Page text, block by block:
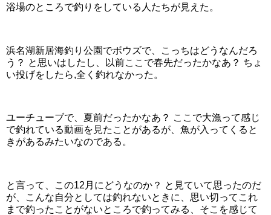
浴場のところで釣りをしている人たちが見えた。
浜名湖新居海釣り公園でボウズで、こっちはどうなんだろ
う？ と思いはしたし、以前ここで春先だったかなあ？ ちょ
い投げをしたら,全く釣れなかった。
ユーチューブで、夏前だったかなあ？ ここで大漁って感じ
で釣れている動画を見たことがあるが、魚が入ってくると
きがあるみたいなのである。
と言って、この12月にどうなのか？ と見ていて思ったのだ
が、こんな自分としては釣れないときに、思い切ってこれ
まで釣ったことがないところで釣ってみる、そこを感じて